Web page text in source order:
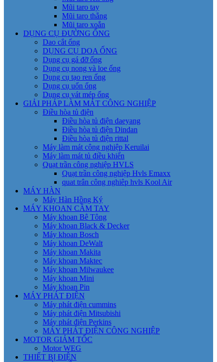
Mũi taro tay
Mũi taro thẳng
Mũi taro xoắn
DỤNG CỤ ĐƯỜNG ỐNG
Dao cắt ống
DỤNG CỤ DOA ỐNG
Dụng cụ gá đỡ ống
Dụng cụ nong và loe ống
Dụng cụ tạo ren ống
Dụng cụ uốn ống
Dụng cụ vát mép ống
GIẢI PHÁP LÀM MÁT CÔNG NGHIỆP
Điều hòa tủ điện
Điều hòa tủ điện daeyang
Điều hòa tủ điện Dindan
Điều hòa tủ điện rittal
Máy làm mát công nghiệp Keruilai
Máy làm mát tủ điều khiển
Quạt trần công nghiệp HVLS
Quạt trần công nghiệp Hvls Emaxx
quat trân công nghiêp hvls Kool Air
MÁY HÀN
Máy Hàn Hồng Ký
MÁY KHOAN CẦM TAY
Máy khoan Bê Tông
Máy khoan Black & Decker
Máy khoan Bosch
Máy khoan DeWalt
Máy khoan Makita
Máy khoan Maktec
Máy khoan Milwaukee
Máy khoan Mini
Máy khoan Pin
MÁY PHÁT ĐIỆN
Máy phát điện cummins
Máy phát điện Mitsubishi
Máy phát điện Perkins
MÁY PHÁT ĐIỆN CÔNG NGHIỆP
MOTOR GIẢM TỐC
Motor WEG
THIẾT BỊ ĐIỆN